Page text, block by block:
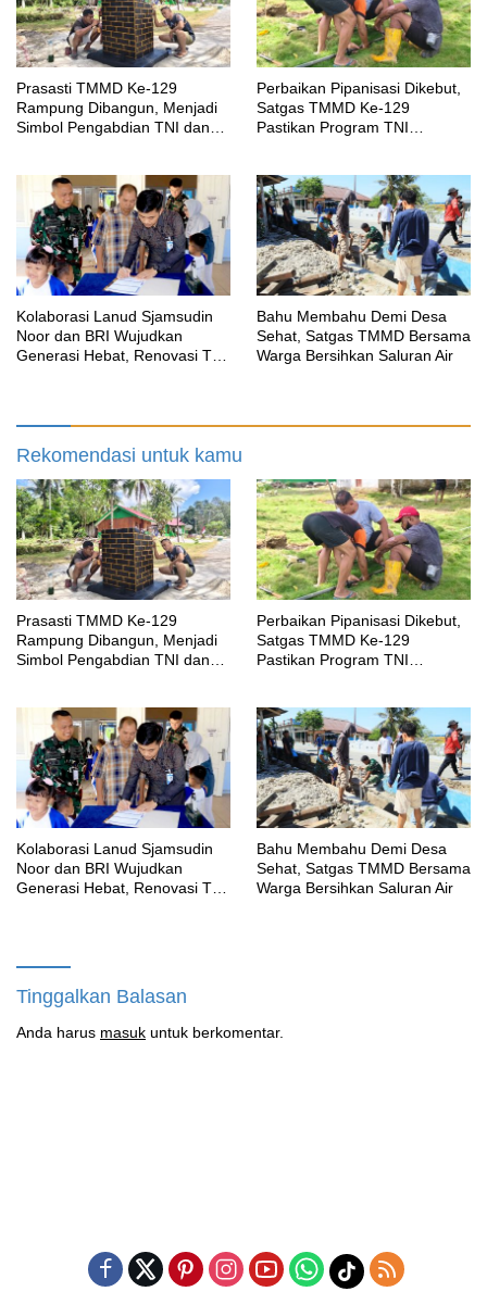
Prasasti TMMD Ke-129
Rampung Dibangun, Menjadi
Simbol Pengabdian TNI dan
Perbaikan Pipanisasi Dikebut,
Satgas TMMD Ke-129
Pastikan Program TNI
Sesor
Kolaborasi Lanud Sjamsudin
Noor dan BRI Wujudkan
Generasi Hebat, Renovasi TK
Bahu Membahu Demi Desa
Sehat, Satgas TMMD Bersama
Warga Bersihkan Saluran Air
Rekomendasi untuk kamu
Prasasti TMMD Ke-129
Rampung Dibangun, Menjadi
Simbol Pengabdian TNI dan
Perbaikan Pipanisasi Dikebut,
Satgas TMMD Ke-129
Pastikan Program TNI
Sesor
Kolaborasi Lanud Sjamsudin
Noor dan BRI Wujudkan
Generasi Hebat, Renovasi TK
Bahu Membahu Demi Desa
Sehat, Satgas TMMD Bersama
Warga Bersihkan Saluran Air
Tinggalkan Balasan
Anda harus masuk untuk berkomentar.